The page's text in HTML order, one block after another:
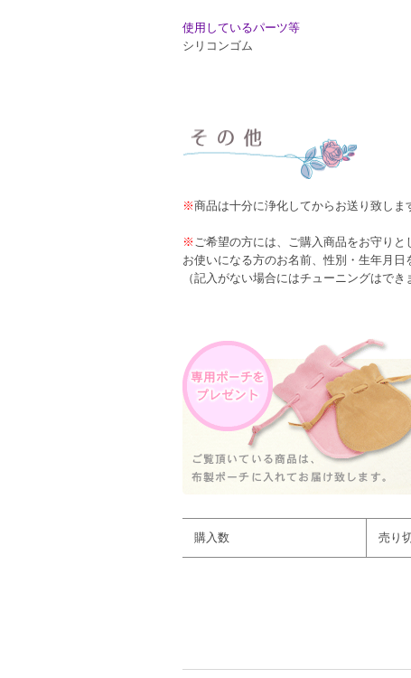
使用しているパーツ等
シリコンゴム
※商品は十分に浄化してからお送り致しま
※ ご希望の方には、ご購入商品をお守りと
お使いになる方のお名前、性別・生年月日
（記入がない場合にはチューニングはでき
購入数 売り